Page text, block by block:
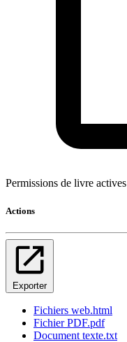
Permissions de livre actives
Actions
Exporter
Fichiers web.html
Fichier PDF.pdf
Document texte.txt